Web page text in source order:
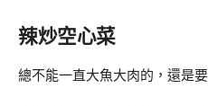
辣炒空心菜
總不能一直大魚大肉的，還是